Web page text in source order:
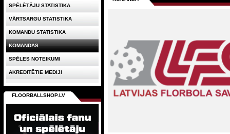
SPĒLĒTĀJU STATISTIKA
VĀRTSARGU STATISTIKA
KOMANDU STATISTIKA
KOMANDAS
SPĒLES NOTEIKUMI
AKREDITĒTIE MEDIJI
FLOORBALLSHOP.LV